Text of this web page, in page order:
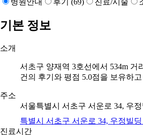
기본 정보
소개
서초구 양재역 3호선에서 534m 거
건의 후기와 평점 5.0점을 보유하
주소
서울특별시 서초구 서운로 34, 우
특별시 서초구 서운로 34, 우정빌
진료시간